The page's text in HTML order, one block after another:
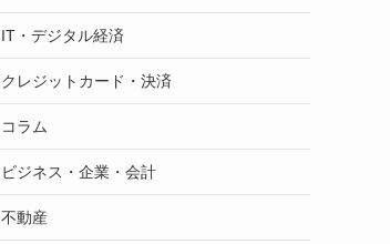
IT・デジタル経済
クレジットカード・決済
コラム
ビジネス・企業・会計
不動産